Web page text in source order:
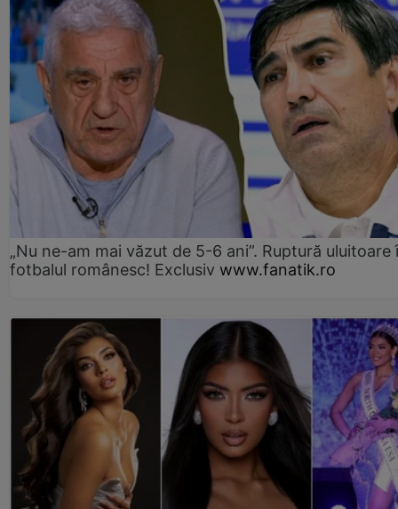
„Nu ne-am mai văzut de 5-6 ani”. Ruptură uluitoare
fotbalul românesc! Exclusiv www.fanatik.ro